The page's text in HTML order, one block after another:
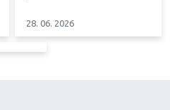
28. 06. 2026